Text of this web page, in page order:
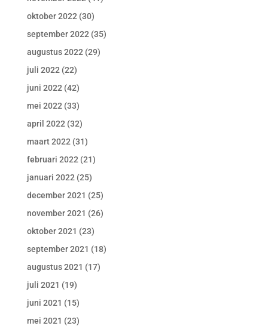
oktober 2022 (30)
september 2022 (35)
augustus 2022 (29)
juli 2022 (22)
juni 2022 (42)
mei 2022 (33)
april 2022 (32)
maart 2022 (31)
februari 2022 (21)
januari 2022 (25)
december 2021 (25)
november 2021 (26)
oktober 2021 (23)
september 2021 (18)
augustus 2021 (17)
juli 2021 (19)
juni 2021 (15)
mei 2021 (23)